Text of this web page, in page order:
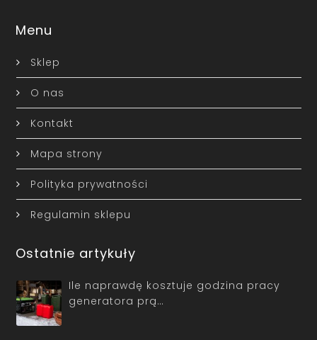
Menu
Sklep
O nas
Kontakt
Mapa strony
Polityka prywatności
Regulamin sklepu
Ostatnie artykuły
Ile naprawdę kosztuje godzina pracy
generatora prą…